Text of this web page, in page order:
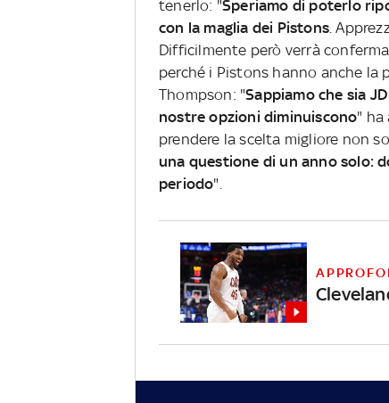
tenerlo: "Speriamo di poterlo
con la maglia dei Pistons.
Difficilmente però verrà
perché i Pistons hanno anche
Thompson: "Sappiamo che sia
nostre opzioni diminuiscono" ha
prendere la scelta migliore non
una questione di un anno solo:
periodo".